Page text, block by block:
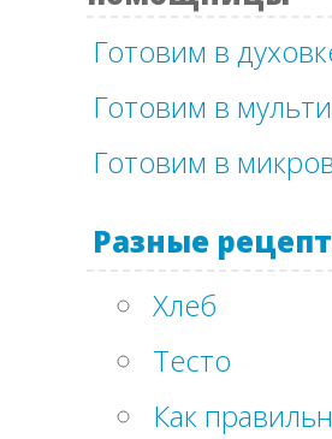
Готовим в
Готовим в
Готовим в
Разные
Хлеб
Тесто
Как